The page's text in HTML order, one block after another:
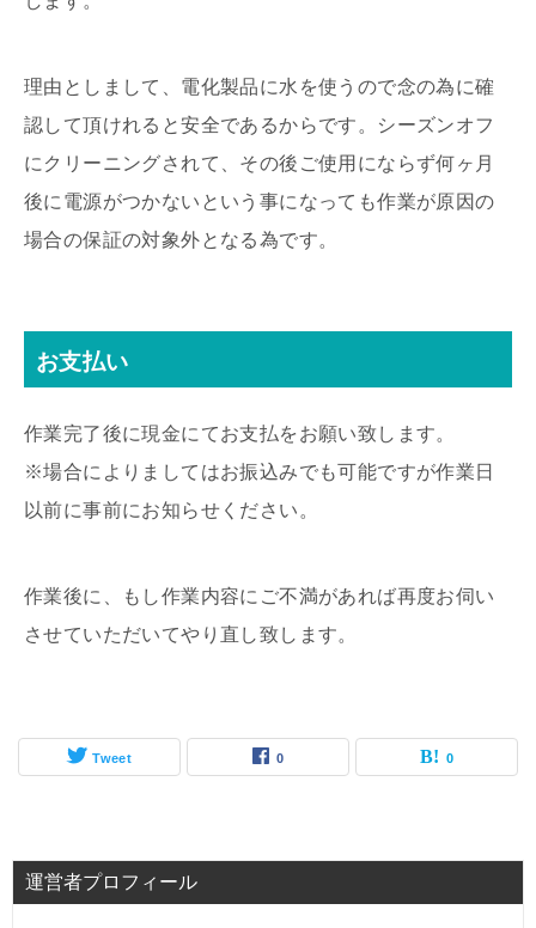
理由としまして、電化製品に水を使うので念の為に確
認して頂けれると安全であるからです。シーズンオフ
にクリーニングされて、その後ご使用にならず何ヶ月
後に電源がつかないという事になっても作業が原因の
場合の保証の対象外となる為です。
お支払い
作業完了後に現金にてお支払をお願い致します。
※場合によりましてはお振込みでも可能ですが作業日
以前に事前にお知らせください。
作業後に、もし作業内容にご不満があれば再度お伺い
させていただいてやり直し致します。
Tweet 0 0
運営者プロフィール